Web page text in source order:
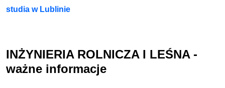
studia w Lublinie
INŻYNIERIA ROLNICZA I LEŚNA -
ważne informacje